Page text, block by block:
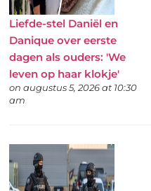
Liefde-stel Daniël en
Danique over eerste
dagen als ouders: 'We
leven op haar klokje'
on augustus 5, 2026 at 10:30
am